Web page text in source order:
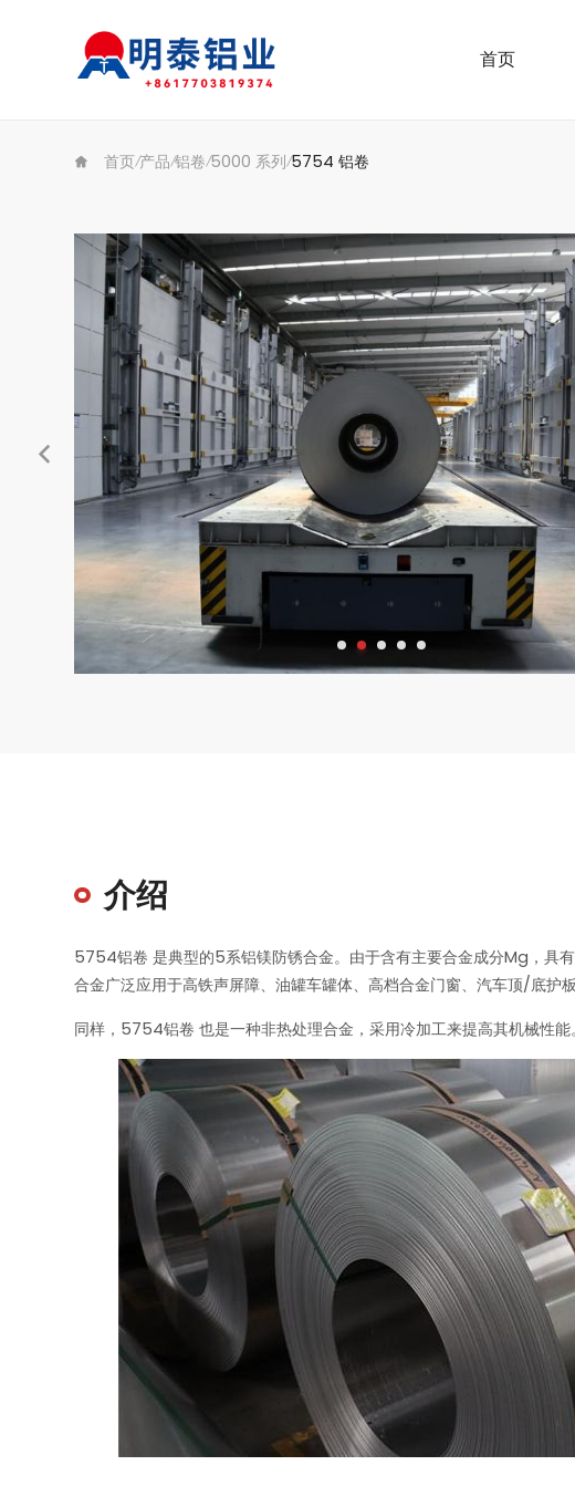
首页
首页/产品/铝卷/5000 系列/5754 铝卷
介绍
5754铝卷 是典型的5系铝镁防锈合金。由于含有主要合金成分Mg，具
合金广泛应用于高铁声屏障、油罐车罐体、高档合金门窗、汽车顶/底护
同样，5754铝卷 也是一种非热处理合金，采用冷加工来提高其机械性能。